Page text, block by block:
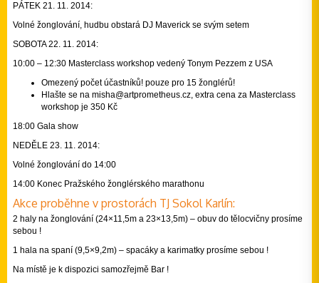
PÁTEK 21. 11. 2014:
Volné žonglování, hudbu obstará DJ Maverick se svým setem
SOBOTA 22. 11. 2014:
10:00 – 12:30 Masterclass workshop vedený Tonym Pezzem z USA
Omezený počet účastníků! pouze pro 15 žonglérů!
Hlašte se na misha@artpromet­heus.cz, extra cena za Masterclass
workshop je 350 Kč
18:00 Gala show
NEDĚLE 23. 11. 2014:
Volné žonglování do 14:00
14:00 Konec Pražského žonglérského marathonu
Akce proběhne v prostorách TJ Sokol Karlín:
2 haly na žonglování (24×11,5m a 23×13,5m) – obuv do tělocvičny prosíme
sebou !
1 hala na spaní (9,5×9,2m) – spacáky a karimatky prosíme sebou !
Na místě je k dispozici samozřejmě Bar !